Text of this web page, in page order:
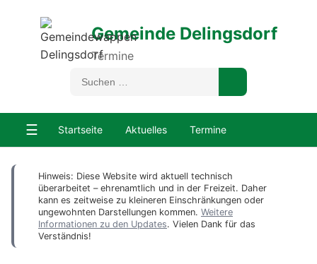
Gemeinde Delingsdorf
Termine
☰ Startseite Aktuelles Termine
Hinweis: Diese Website wird aktuell technisch
überarbeitet – ehrenamtlich und in der Freizeit. Daher
kann es zeitweise zu kleineren Einschränkungen oder
ungewohnten Darstellungen kommen. Weitere
Informationen zu den Updates. Vielen Dank für das
Verständnis!